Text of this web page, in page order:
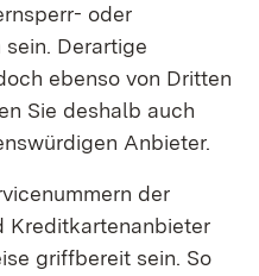
oder
Derartige
ebenso von Dritten
Sie deshalb auch
Anbieter.
der
Kreditkartenanbieter
griffbereit sein. So